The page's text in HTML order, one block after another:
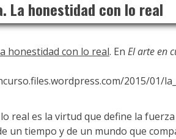
La honestidad con lo real
honestidad con lo real. En El arte en
2015/01/
real es la virtud que define la
un tiempo y de un mundo que